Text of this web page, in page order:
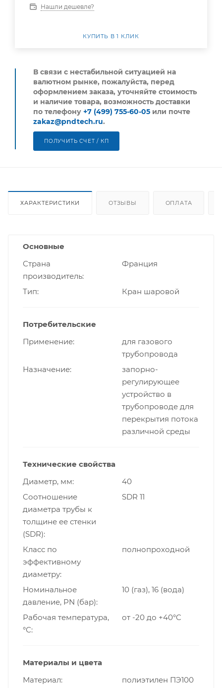
Нашли дешевле?
КУПИТЬ В 1 КЛИК
В связи с нестабильной ситуацией на
валютном рынке, пожалуйста, перед
оформлением заказа, уточняйте стоимость
и наличие товара, возможность доставки
по телефону +7 (499) 755-60-05 или почте
zakaz@pndtech.ru.
ПОЛУЧИТЬ СЧЕТ / КП
ХАРАКТЕРИСТИКИ ОТЗЫВЫ ОПЛАТА
Основные
Страна
производитель
Франция
Тип Кран шаровой
Потребительские
Применение
для газового
трубопровода
Назначение
запорно-
регулирующее
устройство в
трубопроводе для
перекрытия потока
различной среды
Технические свойства
Диаметр, мм
40
Cоотношение
диаметра трубы к
толщине ее стенки
(SDR)
SDR 11
Класс по
эффективному
диаметру
полнопроходной
Номинальное
давление, PN (бар)
10 (газ), 16 (вода)
Рабочая температура,
°С
от -20 до +40°C
Материалы и цвета
Материал
полиэтилен ПЭ100